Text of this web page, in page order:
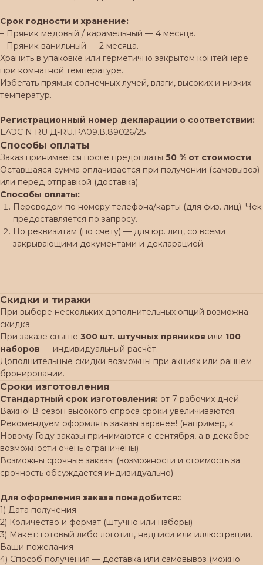
Срок годности и хранение:
– Пряник медовый / карамельный — 4 месяца.
– Пряник ванильный — 2 месяца.
Хранить в упаковке или герметично закрытом контейнере
при комнатной температуре.
Избегать прямых солнечных лучей, влаги, высоких и низких
температур.
Регистрационный номер декларации о соответствии:
ЕАЭС N RU Д-RU.РА09.В.89026/25
Способы оплаты
Заказ принимается после предоплаты 50 % от стоимости.
Оставшаяся сумма оплачивается при получении (самовывоз)
или перед отправкой (доставка).
Способы оплаты:
Переводом по номеру телефона/карты (для физ. лиц). Чек
предоставляется по запросу.
По реквизитам (по счёту) — для юр. лиц, со всеми
закрывающими документами и декларацией.
Скидки и тиражи
При выборе нескольких дополнительных опций возможна
скидка
При заказе свыше 300 шт. штучных пряников или 100
наборов — индивидуальный расчёт.
Дополнительные скидки возможны при акциях или раннем
бронировании.
Сроки изготовления
Стандартный срок изготовления: от 7 рабочих дней.
Важно! В сезон высокого спроса сроки увеличиваются.
Рекомендуем оформлять заказы заранее! (например, к
Новому Году заказы принимаются с сентября, а в декабре
возможности очень ограничены)
Возможны срочные заказы (возможности и стоимость за
срочность обсуждается индивидуально)
Для оформления заказа понадобится::
1) Дата получения
2) Количество и формат (штучно или наборы)
3) Макет: готовый либо логотип, надписи или иллюстрации.
Ваши пожелания
4) Способ получения — доставка или самовывоз (можно